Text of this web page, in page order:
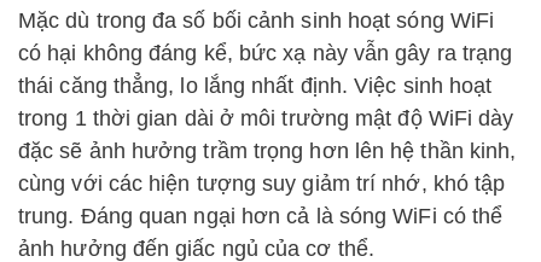
Mặc dù trong đa số bối cảnh sinh hoạt sóng WiFi
có hại không đáng kể, bức xạ này vẫn gây ra trạng
thái căng thẳng, lo lắng nhất định. Việc sinh hoạt
trong 1 thời gian dài ở môi trường mật độ WiFi dày
đặc sẽ ảnh hưởng trầm trọng hơn lên hệ thần kinh,
cùng với các hiện tượng suy giảm trí nhớ, khó tập
trung. Đáng quan ngại hơn cả là sóng WiFi có thể
ảnh hưởng đến giấc ngủ của cơ thể.